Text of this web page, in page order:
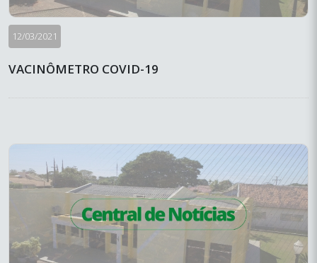
12/03/2021
VACINÔMETRO COVID-19